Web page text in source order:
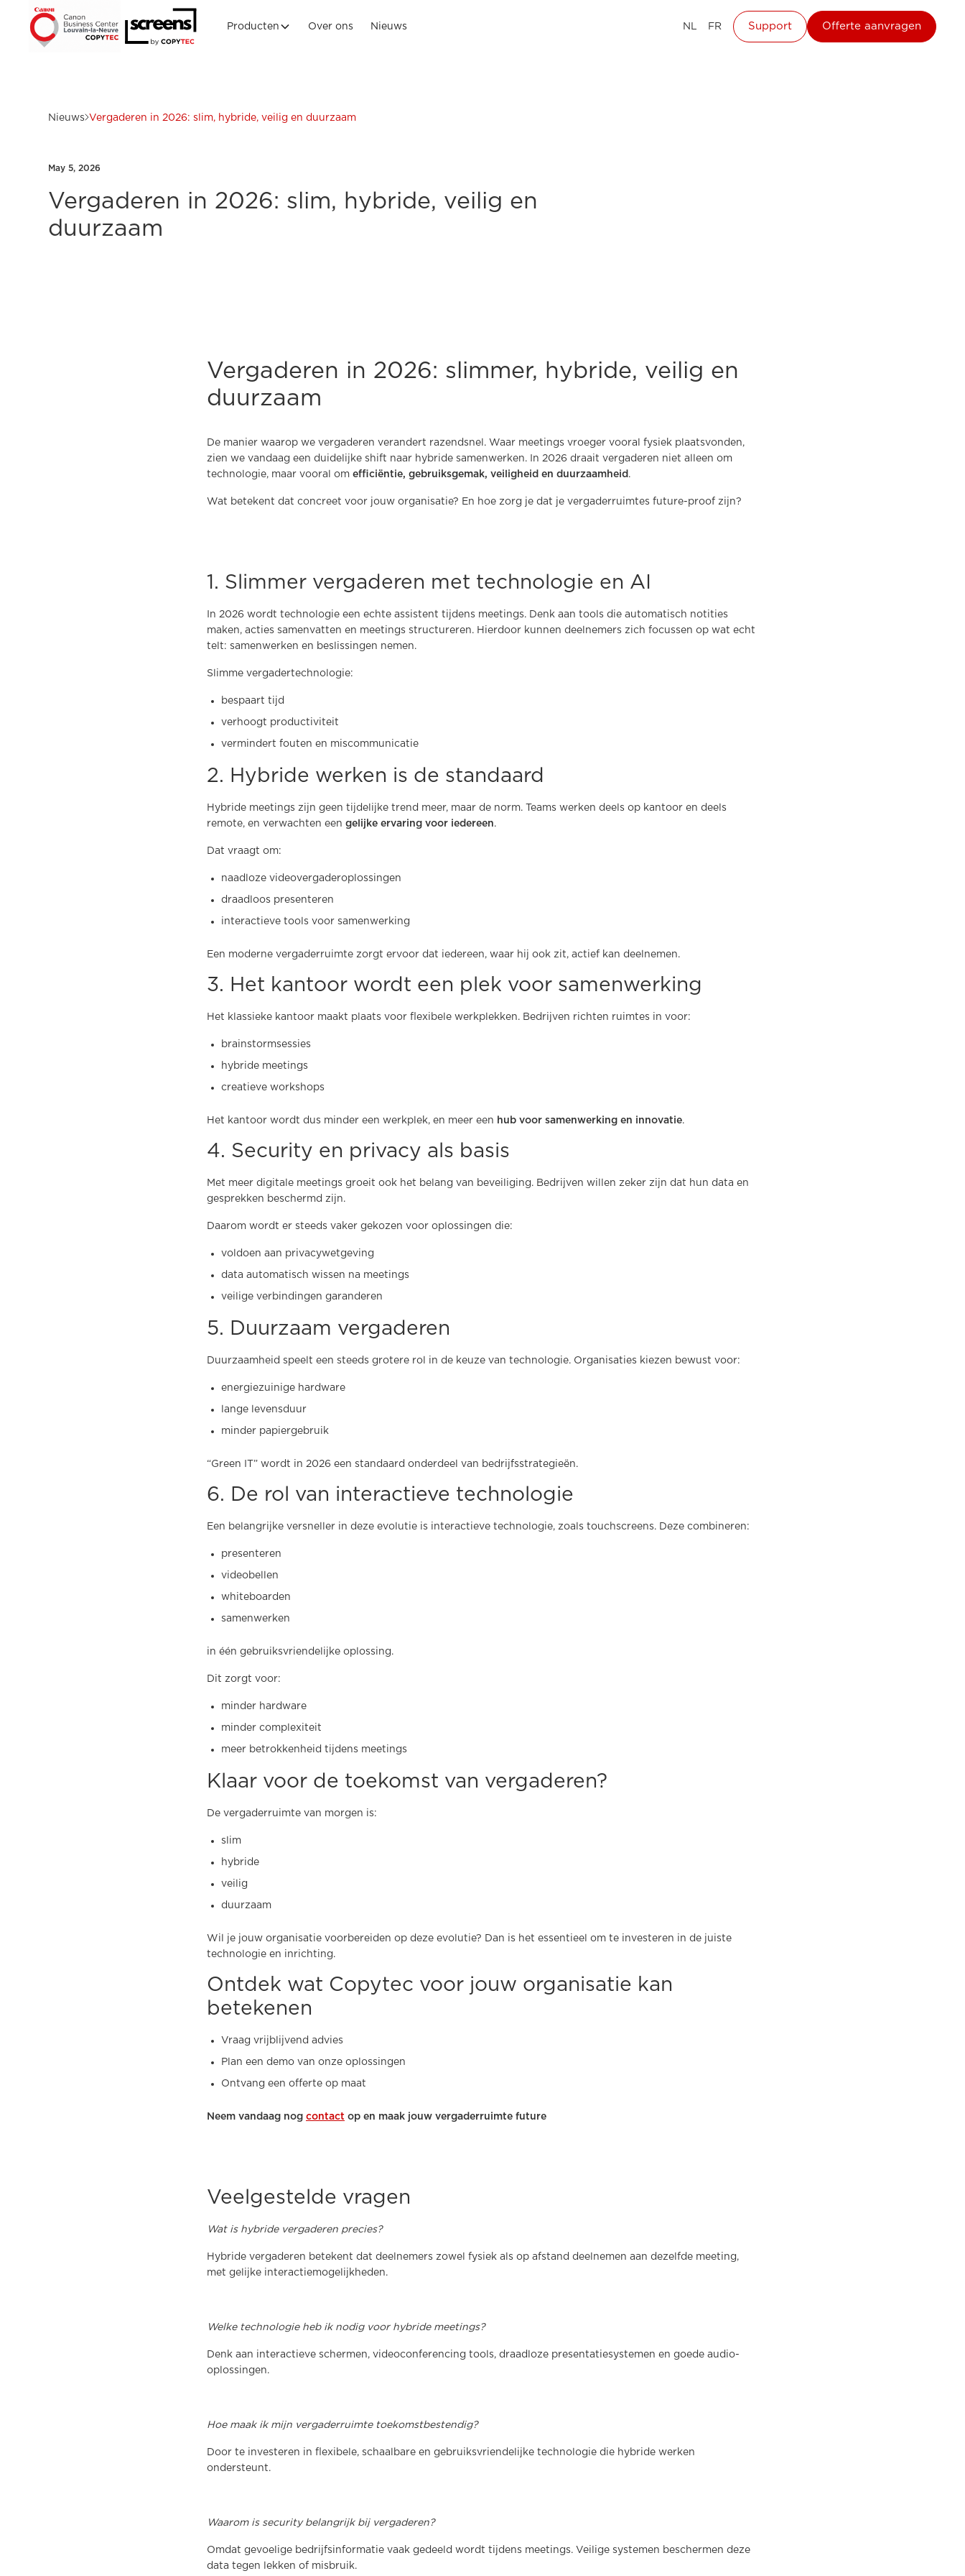
Producten Over ons Nieuws NL FR Support Offerte aanvragen
Nieuws Vergaderen in 2026: slim, hybride, veilig en duurzaam
May 5, 2026
Vergaderen in 2026: slim, hybride, veilig en
duurzaam
Vergaderen in 2026: slimmer, hybride, veilig en
duurzaam
De manier waarop we vergaderen verandert razendsnel. Waar meetings vroeger vooral fysiek plaatsvonden,
zien we vandaag een duidelijke shift naar hybride samenwerken. In 2026 draait vergaderen niet alleen om
technologie, maar vooral om efficiëntie, gebruiksgemak, veiligheid en duurzaamheid .
Wat betekent dat concreet voor jouw organisatie? En hoe zorg je dat je vergaderruimtes future-proof zijn?
1. Slimmer vergaderen met technologie en AI
In 2026 wordt technologie een echte assistent tijdens meetings. Denk aan tools die automatisch notities
maken, acties samenvatten en meetings structureren. Hierdoor kunnen deelnemers zich focussen op wat echt
telt: samenwerken en beslissingen nemen.
Slimme vergadertechnologie:
bespaart tijd
verhoogt productiviteit
vermindert fouten en miscommunicatie
2. Hybride werken is de standaard
Hybride meetings zijn geen tijdelijke trend meer, maar de norm. Teams werken deels op kantoor en deels
remote, en verwachten een gelijke ervaring voor iedereen.
Dat vraagt om:
naadloze videovergaderoplossingen
draadloos presenteren
interactieve tools voor samenwerking
Een moderne vergaderruimte zorgt ervoor dat iedereen, waar hij ook zit, actief kan deelnemen.
3. Het kantoor wordt een plek voor samenwerking
Het klassieke kantoor maakt plaats voor flexibele werkplekken. Bedrijven richten ruimtes in voor:
brainstormsessies
hybride meetings
creatieve workshops
Het kantoor wordt dus minder een werkplek, en meer een hub voor samenwerking en innovatie.
4. Security en privacy als basis
Met meer digitale meetings groeit ook het belang van beveiliging. Bedrijven willen zeker zijn dat hun data en
gesprekken beschermd zijn.
Daarom wordt er steeds vaker gekozen voor oplossingen die:
voldoen aan privacywetgeving
data automatisch wissen na meetings
veilige verbindingen garanderen
5. Duurzaam vergaderen
Duurzaamheid speelt een steeds grotere rol in de keuze van technologie. Organisaties kiezen bewust voor:
energiezuinige hardware
lange levensduur
minder papiergebruik
“Green IT” wordt in 2026 een standaard onderdeel van bedrijfsstrategieën.
6. De rol van interactieve technologie
Een belangrijke versneller in deze evolutie is interactieve technologie, zoals touchscreens. Deze combineren:
presenteren
videobellen
whiteboarden
samenwerken
in één gebruiksvriendelijke oplossing.
Dit zorgt voor:
minder hardware
minder complexiteit
meer betrokkenheid tijdens meetings
Klaar voor de toekomst van vergaderen?
De vergaderruimte van morgen is:
slim
hybride
veilig
duurzaam
Wil je jouw organisatie voorbereiden op deze evolutie? Dan is het essentieel om te investeren in de juiste
technologie en inrichting.
Ontdek wat Copytec voor jouw organisatie kan
betekenen
Vraag vrijblijvend advies
Plan een demo van onze oplossingen
Ontvang een offerte op maat
Neem vandaag nog contact op en maak jouw vergaderruimte future
Veelgestelde vragen
Wat is hybride vergaderen precies?
Hybride vergaderen betekent dat deelnemers zowel fysiek als op afstand deelnemen aan dezelfde meeting,
met gelijke interactiemogelijkheden.
Welke technologie heb ik nodig voor hybride meetings?
Denk aan interactieve schermen, videoconferencing tools, draadloze presentatiesystemen en goede audio-
oplossingen.
Hoe maak ik mijn vergaderruimte toekomstbestendig?
Door te investeren in flexibele, schaalbare en gebruiksvriendelijke technologie die hybride werken
ondersteunt.
Waarom is security belangrijk bij vergaderen?
Omdat gevoelige bedrijfsinformatie vaak gedeeld wordt tijdens meetings. Veilige systemen beschermen deze
data tegen lekken of misbruik.